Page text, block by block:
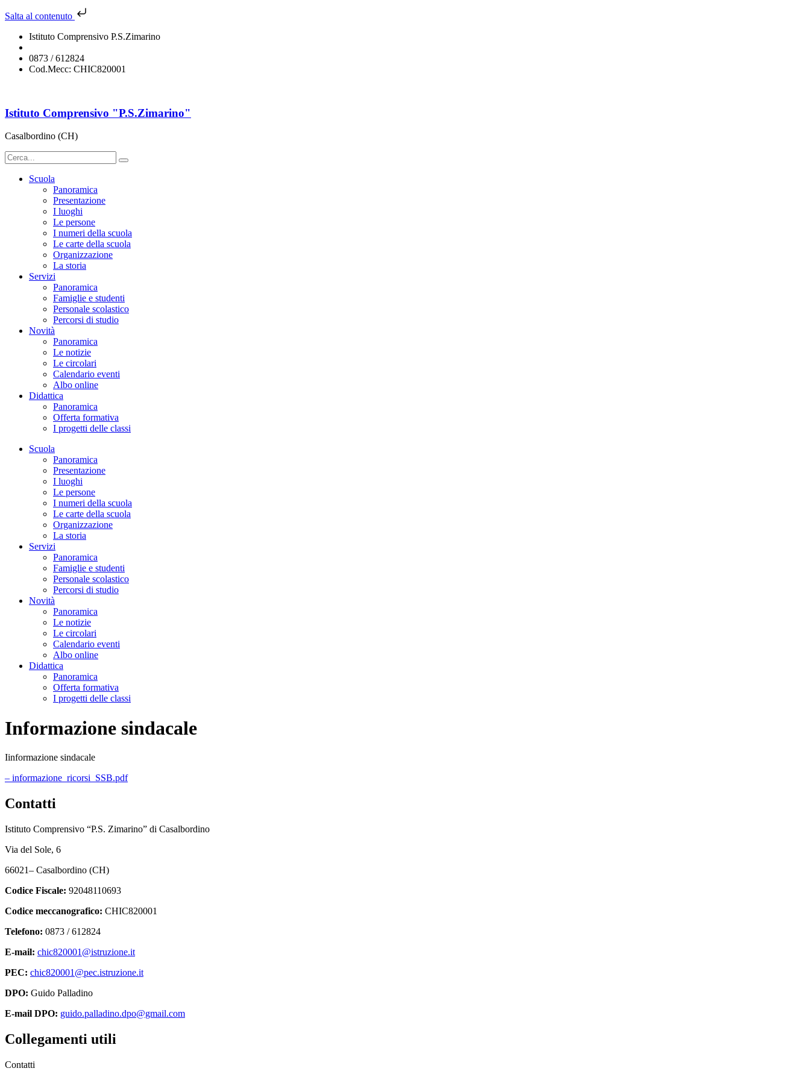
Salta al contenuto
Istituto Comprensivo P.S.Zimarino
0873 / 612824
Cod.Mecc: CHIC820001
Istituto Comprensivo "P.S.Zimarino"
Casalbordino (CH)
Scuola
Panoramica
Presentazione
I luoghi
Le persone
I numeri della scuola
Le carte della scuola
Organizzazione
La storia
Servizi
Panoramica
Famiglie e studenti
Personale scolastico
Percorsi di studio
Novità
Panoramica
Le notizie
Le circolari
Calendario eventi
Albo online
Didattica
Panoramica
Offerta formativa
I progetti delle classi
Scuola
Panoramica
Presentazione
I luoghi
Le persone
I numeri della scuola
Le carte della scuola
Organizzazione
La storia
Servizi
Panoramica
Famiglie e studenti
Personale scolastico
Percorsi di studio
Novità
Panoramica
Le notizie
Le circolari
Calendario eventi
Albo online
Didattica
Panoramica
Offerta formativa
I progetti delle classi
Informazione sindacale
Iinformazione sindacale
– informazione_ricorsi_SSB.pdf
Contatti
Istituto Comprensivo “P.S. Zimarino” di Casalbordino
Via del Sole, 6
66021– Casalbordino (CH)
Codice Fiscale: 92048110693
Codice meccanografico: CHIC820001
Telefono: 0873 / 612824
E-mail: chic820001@istruzione.it
PEC: chic820001@pec.istruzione.it
DPO: Guido Palladino
E-mail DPO: guido.palladino.dpo@gmail.com
Collegamenti utili
Contatti